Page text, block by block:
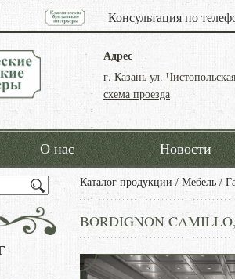
Консультация по
Адрес
г. Казань ул.
схема проезда
О нас Новости
Каталог продукции / Мебель /
BORDIGNON